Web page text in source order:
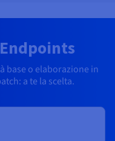
base o elaborazione in
a te la scelta.